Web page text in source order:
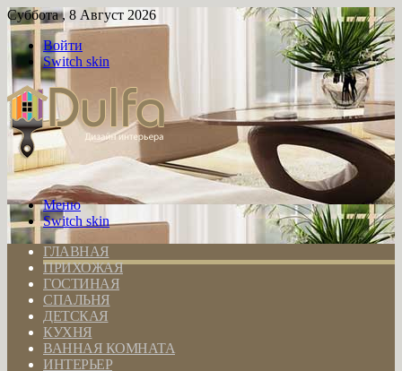
Суббота , 8 Август 2026
Войти
Switch skin
Меню
Switch skin
ГЛАВНАЯ
ПРИХОЖАЯ
ГОСТИНАЯ
СПАЛЬНЯ
ДЕТСКАЯ
КУХНЯ
ВАННАЯ КОМНАТА
ИНТЕРЬЕР